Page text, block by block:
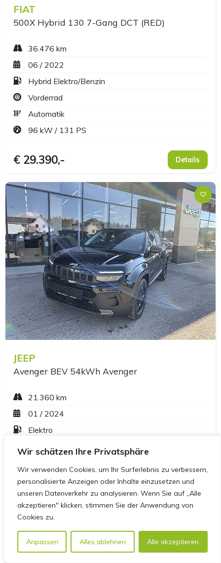
Wir schätzen Ihre Privatsphäre
Wir verwenden Cookies, um Ihr Surferlebnis zu verbessern,
personalisierte Anzeigen oder Inhalte einzusetzen und
unseren Datenverkehr zu analysieren. Wenn Sie auf „Alle
akzeptieren" klicken, stimmen Sie der Anwendung von
Cookies zu.
Anpassen Alles ablehnen Alle akzeptieren